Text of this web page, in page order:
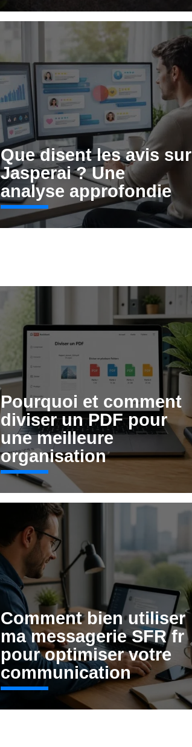
Que disent les avis sur
Jasperai ? Une
analyse approfondie
Pourquoi et comment
diviser un PDF pour
une meilleure
organisation
Comment bien utiliser
ma messagerie SFR fr
pour optimiser votre
communication